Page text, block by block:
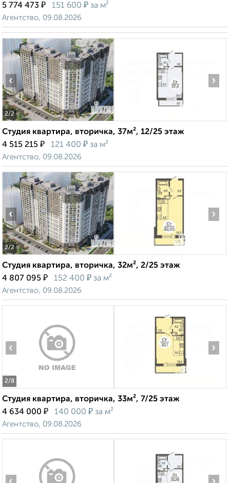
5 774 473 ₽ 151 600 ₽ за м²
Агентство, 09.08.2026
2/2
‹ ›
Студия квартира, вторичка, 37м², 12/25 этаж
4 515 215 ₽ 121 400 ₽ за м²
Агентство, 09.08.2026
2/2
‹ ›
Студия квартира, вторичка, 32м², 2/25 этаж
4 807 095 ₽ 152 400 ₽ за м²
Агентство, 09.08.2026
2/8
‹ ›
Студия квартира, вторичка, 33м², 7/25 этаж
4 634 000 ₽ 140 000 ₽ за м²
Агентство, 09.08.2026